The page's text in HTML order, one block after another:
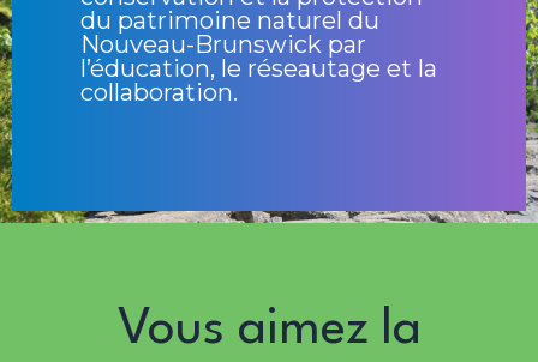
du patrimoine naturel du
Nouveau-Brunswick par
l’éducation, le réseautage et la
collaboration.
Vous aimez la